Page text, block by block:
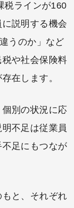
税ラインが160
説明する機会
うのか」など
や社会保険料
在します。
別の状況に応
不足は従業員
足にもつなが
と、それぞれ